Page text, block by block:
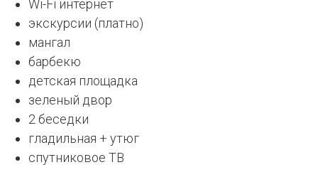
Wi-Fi интернет
экскурсии (платно)
мангал
барбекю
детская площадка
зеленый двор
2 беседки
гладильная + утюг
спутниковое ТВ